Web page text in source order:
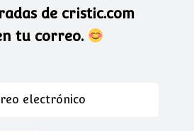
de cristic.com
tu correo.